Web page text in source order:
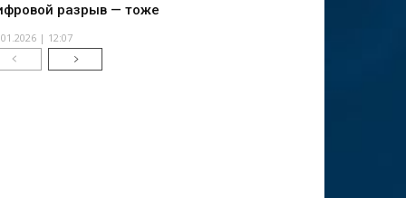
разрыв — тоже
| 12:07